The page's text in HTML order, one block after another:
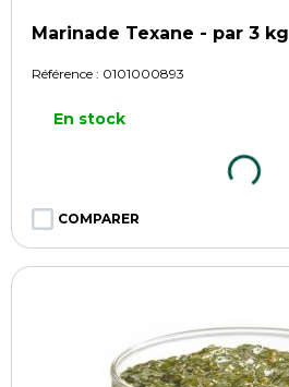
Marinade Texane - par 3 kg
Référence : 0101000893
En stock
COMPARER